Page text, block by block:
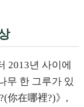
2013년 사이에
무 한 그루가 있
你在哪裡?)》,